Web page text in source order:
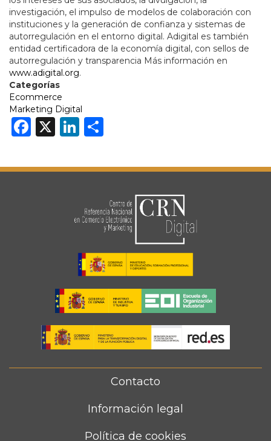
investigación, el impulso de modelos de colaboración con
instituciones y la generación de confianza y sistemas de
autorregulación en el entorno digital. Adigital es también
entidad certificadora de la economía digital, con sellos de
autorregulación y transparencia Más información en
www.adigital.org.
Categorías
Ecommerce
Marketing Digital
Facebook
X LinkedIn
Contacto
Información legal
Política de cookies